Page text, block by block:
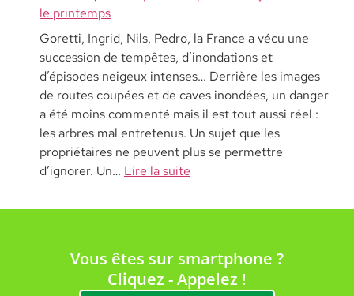
le printemps
Goretti, Ingrid, Nils, Pedro, la France a vécu une
succession de tempêtes, d’inondations et
d’épisodes neigeux intenses… Derrière les images
de routes coupées et de caves inondées, un danger
a été moins commenté mais il est tout aussi réel :
les arbres mal entretenus. Un sujet que les
propriétaires ne peuvent plus se permettre
d’ignorer. Un… Lire la suite
Vous êtes sur smartphone ?
Cliquez - Appelez !